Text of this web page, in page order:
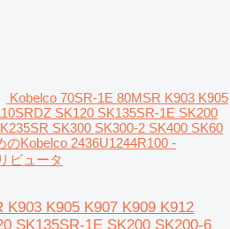
Kobelco 70SR-1E 80MSR K903 K905
SK120 SK135SR-1E SK200
SK300 SK300-2 SK400 SK60
Kobelco 2436U1244R100 -
ビュータ
K903 K905 K907 K909 K912
SK135SR-1E SK200 SK200-6